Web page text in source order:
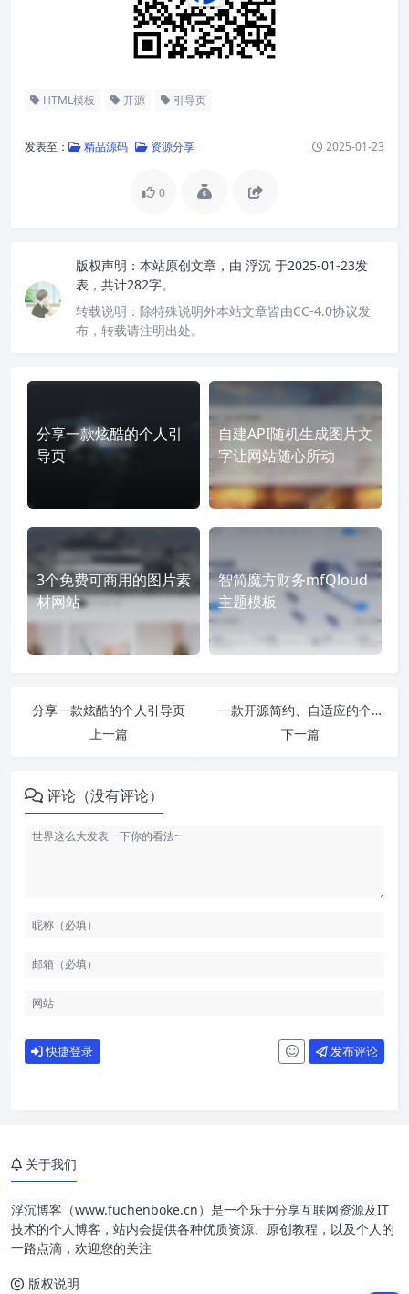
HTML模板 开源 引导页
发表至： 精品源码 资源分享 2025-01-23
0
版权声明： 本站原创文章，由 浮沉 于2025-01-23发
表，共计282字。
转载说明： 除特殊说明外本站文章皆由CC-4.0协议发
布，转载请注明出处。
分享一款炫酷的个人引
导页
自建API随机生成图片文
字让网站随心所动
3个免费可商用的图片素
材网站
智简魔方财务mfQloud
主题模板
分享一款炫酷的个人引导页
上一篇
一款开源简约、自适应的个人主页HTML源码
下一篇
评论（没有评论）
快捷登录 发布评论
功能
关于我们
浮沉博客（www.fuchenboke.cn）是一个乐于分享互联网资源及IT
技术的个人博客，站内会提供各种优质资源、原创教程，以及个人的
一路点滴，欢迎您的关注
版权说明